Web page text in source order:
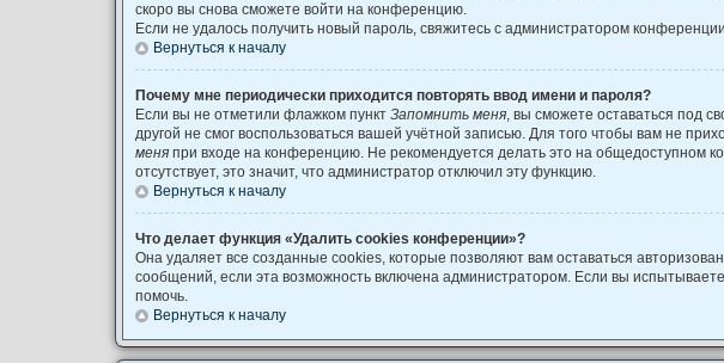
скоро вы снова сможете войти на конференцию.
Если не удалось получить новый пароль, свяжитесь с администратором
Вернуться к началу
Почему мне периодически приходится повторять ввод имени и пароля?
Если вы не отметили флажком пункт Запомнить меня, вы сможете оставаться под
другой не смог воспользоваться вашей учётной записью. Для того чтобы вам не
меня при входе на конференцию. Не рекомендуется делать это на общедоступном
отсутствует, это значит, что администратор отключил эту функцию.
Вернуться к началу
Что делает функция «Удалить cookies конференции»?
Она удаляет все созданные cookies, которые позволяют вам оставаться
сообщений, если эта возможность включена администратором. Если вы
помочь.
Вернуться к началу